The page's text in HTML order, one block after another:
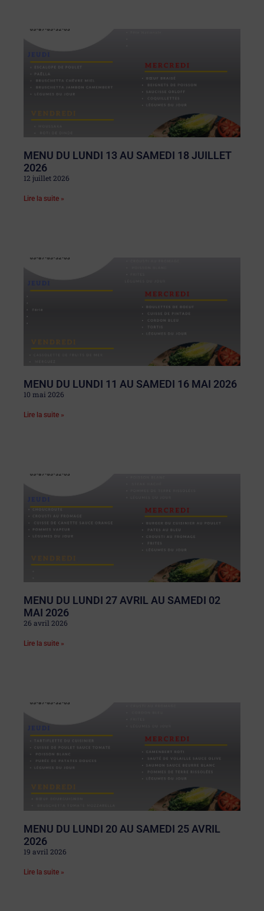
MENU DU LUNDI 13 AU SAMEDI 18 JUILLET
2026
12 juillet 2026
Lire la suite »
MENU DU LUNDI 11 AU SAMEDI 16 MAI 2026
10 mai 2026
Lire la suite »
MENU DU LUNDI 27 AVRIL AU SAMEDI 02
MAI 2026
26 avril 2026
Lire la suite »
MENU DU LUNDI 20 AU SAMEDI 25 AVRIL
2026
19 avril 2026
Lire la suite »